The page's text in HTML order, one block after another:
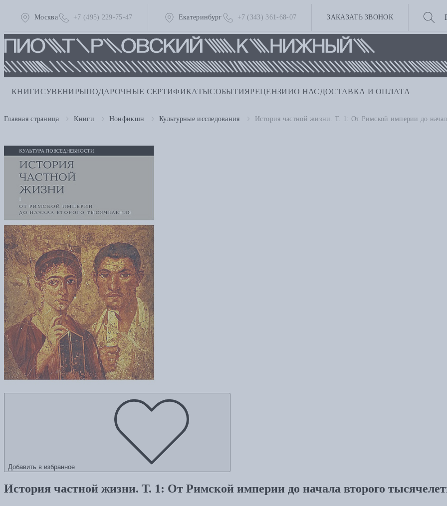
Москва +7 (495) 229-75-47 Екатеринбург +7 (343) 361-68-07 ЗАКАЗАТЬ ЗВОНОК
КНИГИСУВЕНИРЫПОДАРОЧНЫЕ СЕРТИФИКАТЫСОБЫТИЯРЕЦЕНЗИИО НАС ДОСТАВКА И ОПЛАТА
Главная страница Книги Нонфикшн Культурные исследования История частной жизни. Т. 1: От Римской империи до
Добавить в избранное
История частной жизни. Т. 1: От Римской империи до начала второго